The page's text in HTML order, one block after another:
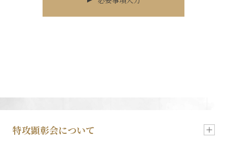
特攻顕彰会について